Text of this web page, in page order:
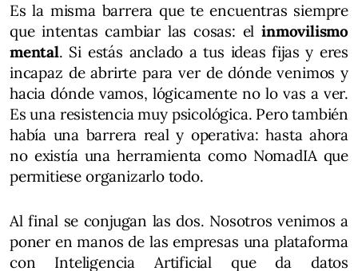
Es la misma barrera que te encuentras siempre
que intentas cambiar las cosas: elinmovilismo
mental. Si estás anclado a tus ideas fijas y eres
incapaz de abrirte para ver de dónde venimos y
hacia dónde vamos, lógicamente no lo vas a ver.
Es una resistencia muy psicológica. Pero también
había una barrera real y operativa: hasta ahora
no existía una herramienta como NomadIA que
permitiese organizarlo todo.
Al final se conjugan las dos. Nosotros venimos a
poner en manos de las empresas una plataforma
con Inteligencia Artificial que da datos